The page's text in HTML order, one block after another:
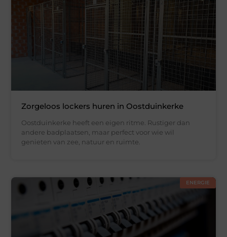
Zorgeloos lockers huren in Oostduinkerke
Oostduinkerke heeft een eigen ritme. Rustiger dan
andere badplaatsen, maar perfect voor wie wil
genieten van zee, natuur en ruimte.
ENERGIE